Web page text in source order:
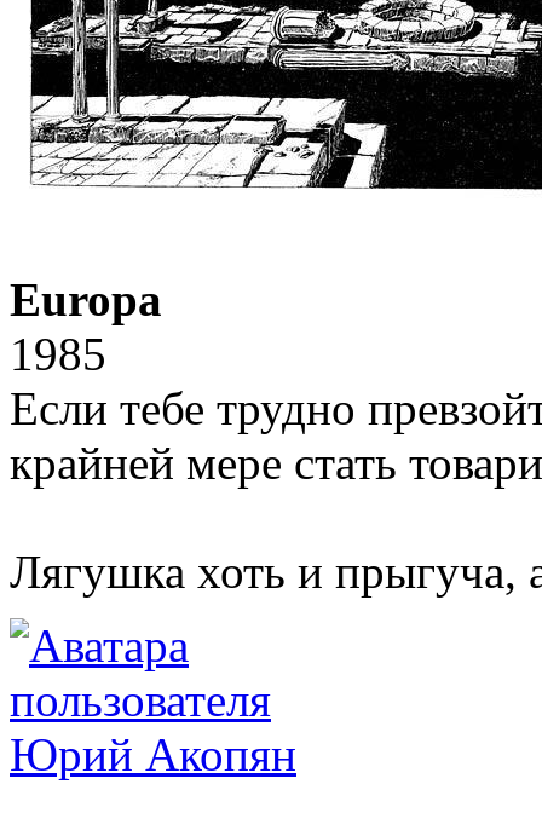
Europa
1985
Если тебе трудно
крайней мере стать
Лягушка хоть и прыгуча,
Юрий Акопян